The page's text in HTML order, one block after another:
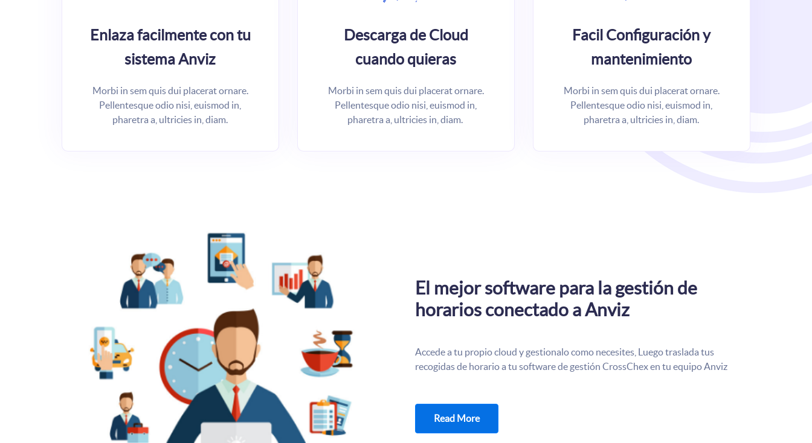
Enlaza facilmente con tu
sistema Anviz
Morbi in sem quis dui placerat ornare.
Pellentesque odio nisi, euismod in,
pharetra a, ultricies in, diam.
Descarga de Cloud
cuando quieras
Morbi in sem quis dui placerat ornare.
Pellentesque odio nisi, euismod in,
pharetra a, ultricies in, diam.
Facil Configuración y
mantenimiento
Morbi in sem quis dui placerat ornare.
Pellentesque odio nisi, euismod in,
pharetra a, ultricies in, diam.
El mejor software para la gestión de
horarios conectado a Anviz
Accede a tu propio cloud y gestionalo como necesites, Luego traslada tus
recogidas de horario a tu software de gestión CrossChex en tu equipo Anviz
Read More